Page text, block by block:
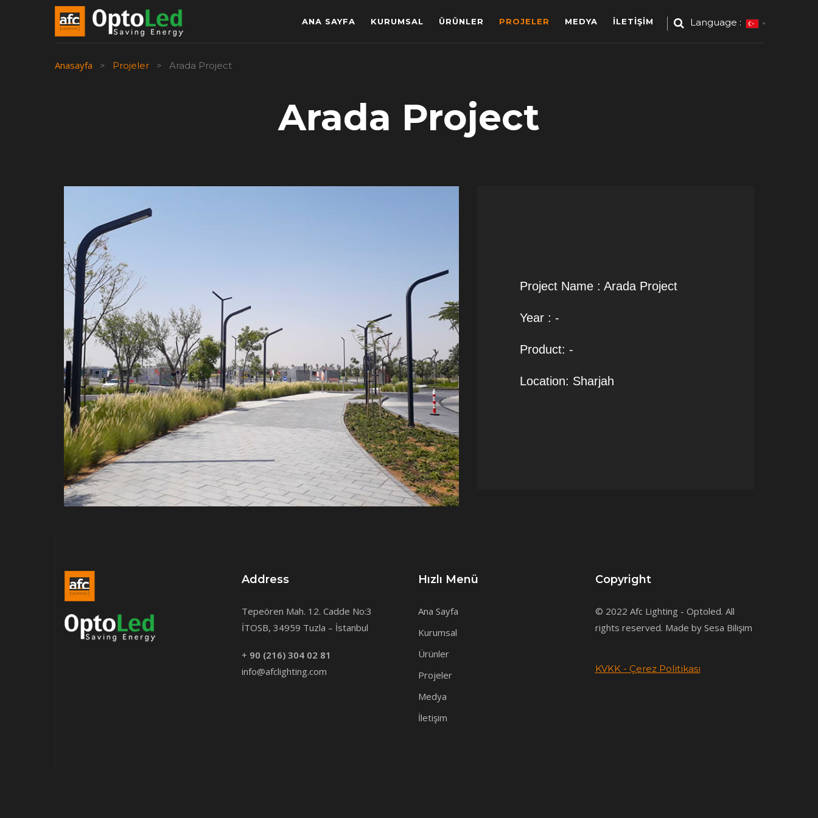
ANA SAYFA KURUMSAL ÜRÜNLER PROJELER MEDYA İLETİŞİM Language :
Anasayfa > Projeler > Arada Project
Arada Project
Project Name : Arada Project
Year : -
Product: -
Location: Sharjah
Address
Tepeören Mah. 12. Cadde No:3
İTOSB, 34959 Tuzla – İstanbul
+ 90 (216) 304 02 81
info@afclighting.com
Hızlı Menü
Ana Sayfa
Kurumsal
Ürünler
Projeler
Medya
İletişim
Copyright
© 2022 Afc Lighting - Optoled. All
rights reserved. Made by Sesa Bilişim
KVKK - Çerez Politikası